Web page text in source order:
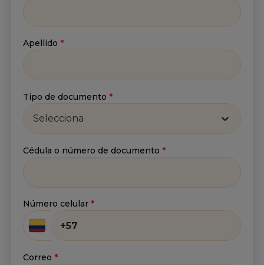
Suscríbete a nuestro
Newsletter
Recibe lo más reciente en tu correo
He leído y aceptolaPolítica de tratamiento de
información
Apellido *
Tipo de documento *
Selecciona
Cédula o número de documento *
Número celular *
Correo *